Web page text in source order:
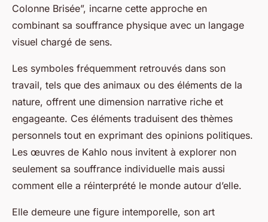
Colonne Brisée”, incarne cette approche en
combinant sa souffrance physique avec un langage
visuel chargé de sens.
Les symboles fréquemment retrouvés dans son
travail, tels que des animaux ou des éléments de la
nature, offrent une dimension narrative riche et
engageante. Ces éléments traduisent des thèmes
personnels tout en exprimant des opinions politiques.
Les œuvres de Kahlo nous invitent à explorer non
seulement sa souffrance individuelle mais aussi
comment elle a réinterprété le monde autour d’elle.
Elle demeure une figure intemporelle, son art